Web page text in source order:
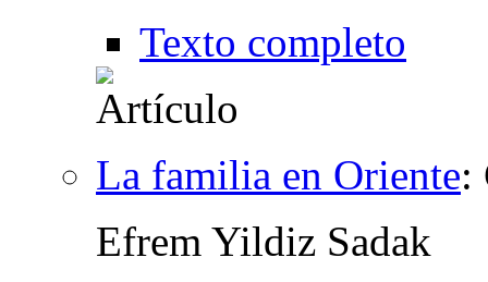
Texto completo
La familia en Oriente:
Efrem Yildiz Sadak